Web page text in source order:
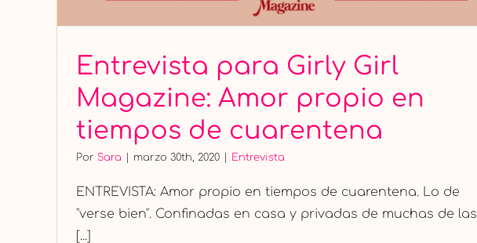
Entrevista para Girly Girl
Magazine: Amor propio en
tiempos de cuarentena
Por Sara marzo 30th, 2020 Entrevista
ENTREVISTA: Amor propio en tiempos de cuarentena. Lo de
"verse bien". Confinadas en casa y privadas de muchas de las
[...]